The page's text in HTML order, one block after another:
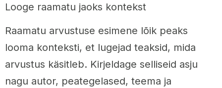
Looge raamatu jaoks kontekst
Raamatu arvustuse esimene lõik peaks
looma konteksti, et lugejad teaksid, mida
arvustus käsitleb. Kirjeldage selliseid asju
nagu autor, peategelased, teema ja